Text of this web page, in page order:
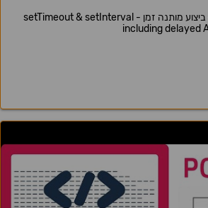
JavaScript - ביצוע מותנה זמן - setTimeout & setInterval
including delayed